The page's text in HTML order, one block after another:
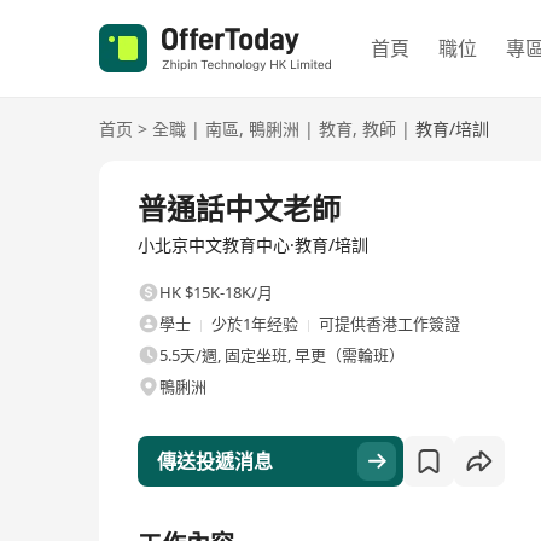
首頁 職位 專
首页 > 全職 | 南區, 鴨脷洲 | 教育, 教師 | 教育/培訓
普通話中文老師
小北京中文教育中心·教育/培訓
HK $15K-18K/月
學士
少於1年经验
可提供香港工作簽證
5.5天/週, 固定坐班, 早更（需輪班）
鴨脷洲
傳送投遞消息